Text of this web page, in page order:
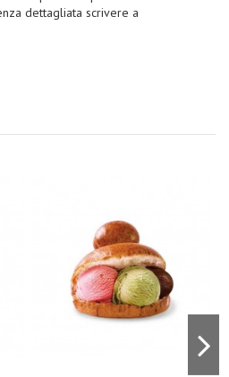
dettagliata scrivere a